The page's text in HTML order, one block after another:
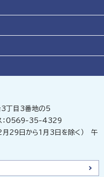
丁目3番地の5
：0569-35-4329
月29日から1月3日を除く） 午